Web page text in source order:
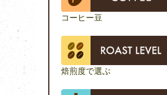
コーヒー豆
焙煎度で選ぶ